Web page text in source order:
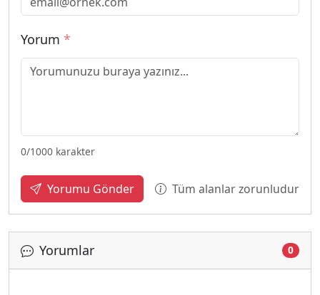
Yorum *
0/1000 karakter
Yorumu Gönder Tüm alanlar zorunludur
Yorumlar 0